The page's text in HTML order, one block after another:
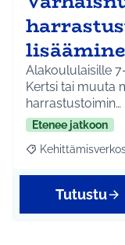
Alakoululaisille
Kertsi tai muuta
harrastustoimin…
Etenee jatkoon
Rajaa tulokset
Tutustu